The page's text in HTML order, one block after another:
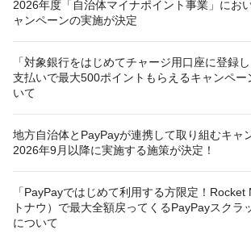
2026年度「自治体マイナポイント事業」にお
ャンペーンの実施が決定
「対象銀行をはじめてチャージ用口座に登録
支払いで最大500ポイントもらえるキャンペー
いて
地方自治体とPayPayが連携して取り組むキャ
2026年9月以降に実施する施策が決定！
「PayPayではじめて利用する方限定！Rocket
トナウ）で最大全額戻ってくるPayPayスクラ
について